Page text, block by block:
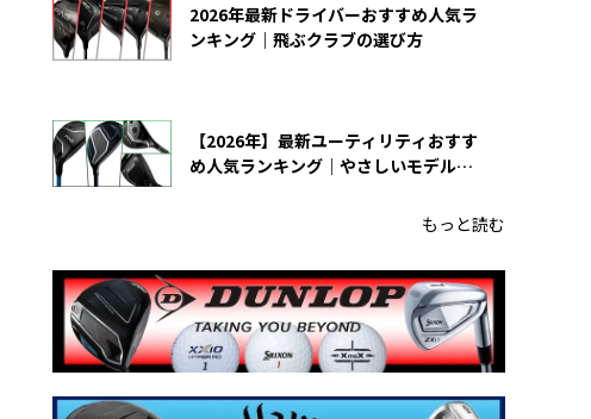
2026年最新ドライバーおすすめ人気ラ
ンキング｜飛ぶクラブの選び方
【2026年】最新ユーティリティおすす
め人気ランキング｜やさしいモデルの
もっと読む